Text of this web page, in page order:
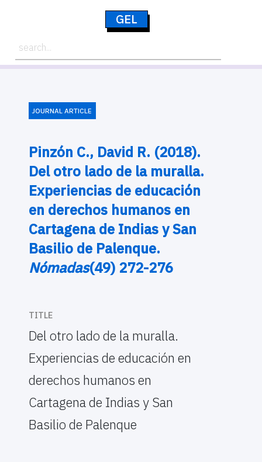
GEL
JOURNAL ARTICLE
Pinzón C., David R. (2018).
Del otro lado de la muralla.
Experiencias de educación
en derechos humanos en
Cartagena de Indias y San
Basilio de Palenque.
Nómadas(49) 272-276
TITLE
Del otro lado de la muralla.
Experiencias de educación en
derechos humanos en
Cartagena de Indias y San
Basilio de Palenque